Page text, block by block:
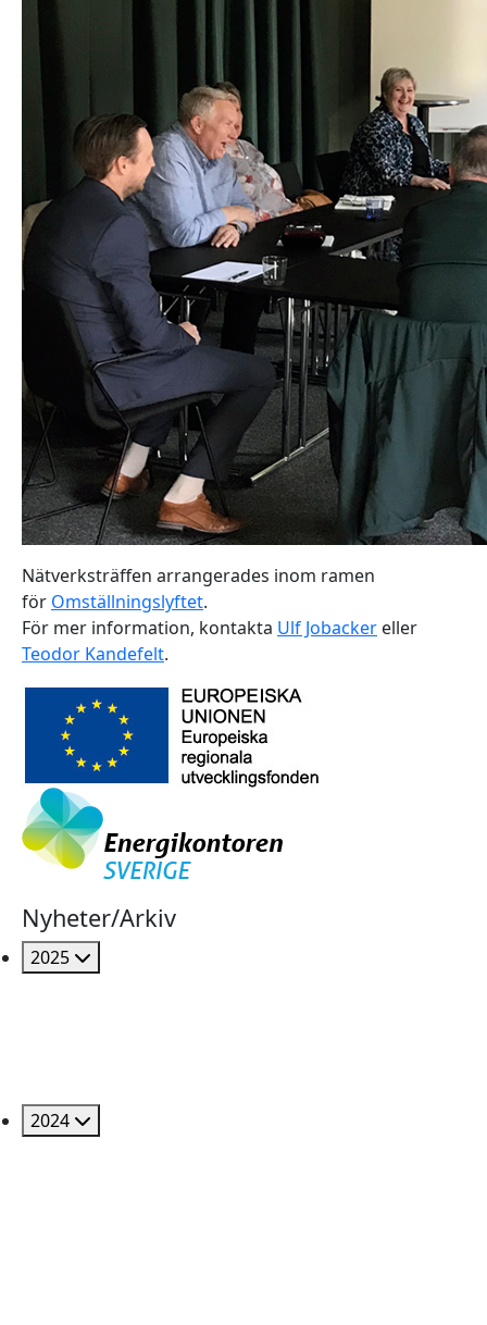
Nätverksträffen arrangerades inom ramen
för Omställningslyftet.
För mer information, kontakta Ulf Jobacker eller
Teodor Kandefelt.
Nyheter/Arkiv
2025
2024